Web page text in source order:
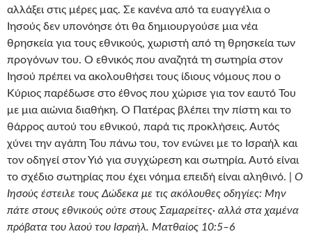
αλλάξει στις μέρες μας. Σε κανένα από τα ευαγγέλια ο
Ιησούς δεν υπονόησε ότι θα δημιουργούσε μια νέα
θρησκεία για τους εθνικούς, χωριστή από τη θρησκεία των
προγόνων του. Ο εθνικός που αναζητά τη σωτηρία στον
Ιησού πρέπει να ακολουθήσει τους ίδιους νόμους που ο
Κύριος παρέδωσε στο έθνος που χώρισε για τον εαυτό Του
με μια αιώνια διαθήκη. Ο Πατέρας βλέπει την πίστη και το
θάρρος αυτού του εθνικού, παρά τις προκλήσεις. Αυτός
χύνει την αγάπη Του πάνω του, τον ενώνει με το Ισραήλ και
τον οδηγεί στον Υιό για συγχώρεση και σωτηρία. Αυτό είναι
το σχέδιο σωτηρίας που έχει νόημα επειδή είναι αληθινό. | Ο
Ιησούς έστειλε τους Δώδεκα με τις ακόλουθες οδηγίες: Μην
πάτε στους εθνικούς ούτε στους Σαμαρείτες· αλλά στα χαμένα
πρόβατα του λαού του Ισραήλ. Ματθαίος 10:5–6